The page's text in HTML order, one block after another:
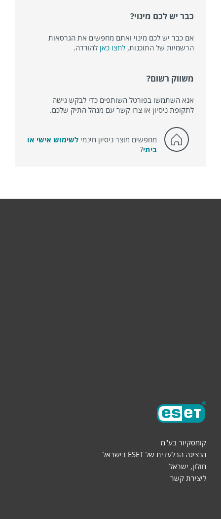
כבר יש לכם מינוי?
אם כבר יש לכם מינוי ואתם מחפשים את הגרסאות
הרשמיות של התוכנות, לחצו כאן להורדה.
משווק רשום?
אנא השתמשו בפורטל השותפים כדי לבקש גישה
לתקופת ניסיון או צרו קשר עם מנהל התיק שלכם.
מחפשים מוצר ניסיון חינמי לשימוש אישי או
ביתי?
קומסקיור בע"מ
הנציגה הבלעדית של ESET בישראל
חולון, ישראל
ליצירת קשר